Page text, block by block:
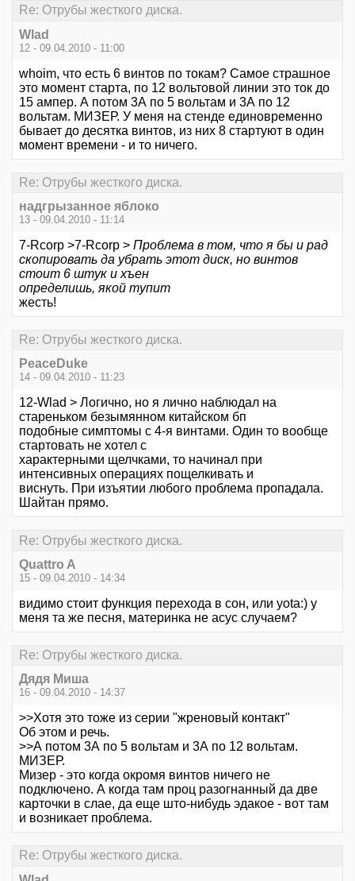
Re: Отрубы жесткого диска.
Wlad
12 - 09.04.2010 - 11:00
whoim, что есть 6 винтов по токам? Самое страшное
это момент старта, по 12 вольтовой линии это ток до
15 ампер. А потом 3А по 5 вольтам и 3А по 12
вольтам. МИЗЕР. У меня на стенде единовременно
бывает до десятка винтов, из них 8 стартуют в один
момент времени - и то ничего.
Re: Отрубы жесткого диска.
надгрызанное яблоко
13 - 09.04.2010 - 11:14
7-Rcorp >7-Rcorp > Проблема в том, что я бы и рад
скопировать да убрать этот диск, но винтов
стоит 6 штук и хъен
определишь, якой тупит
жесть!
Re: Отрубы жесткого диска.
PeaceDuke
14 - 09.04.2010 - 11:23
12-Wlad > Логично, но я лично наблюдал на
стареньком безымянном китайском бп
подобные симптомы с 4-я винтами. Один то вообще
стартовать не хотел с
характерными щелчками, то начинал при
интенсивных операциях пощелкивать и
виснуть. При изъятии любого проблема пропадала.
Шайтан прямо.
Re: Отрубы жесткого диска.
Quattro A
15 - 09.04.2010 - 14:34
видимо стоит функция перехода в сон, или yota:) у
меня та же песня, материнка не асус случаем?
Re: Отрубы жесткого диска.
Дядя Миша
16 - 09.04.2010 - 14:37
>>Хотя это тоже из серии "жреновый контакт"
Об этом и речь.
>>А потом 3А по 5 вольтам и 3А по 12 вольтам.
МИЗЕР.
Мизер - это когда окромя винтов ничего не
подключено. А когда там проц разогнанный да две
карточки в слае, да еще што-нибудь эдакое - вот там
и возникает проблема.
Re: Отрубы жесткого диска.